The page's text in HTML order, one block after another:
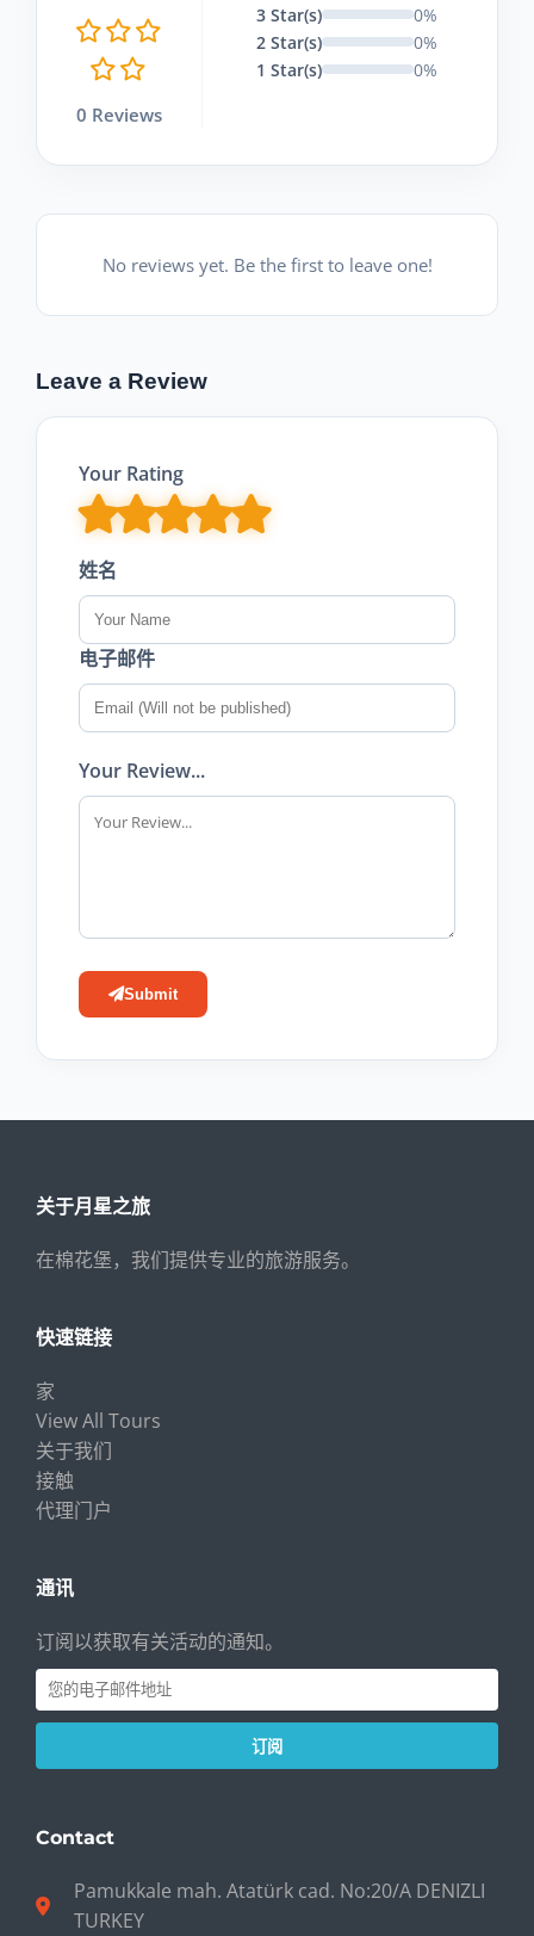
0 Reviews
3 Star(s)
0%
2 Star(s)
0%
1 Star(s)
0%
No reviews yet. Be the first to leave one!
Leave a Review
Your Rating
姓名
电子邮件
Your Review...
Submit
关于月星之旅
在棉花堡，我们提供专业的旅游服务。
快速链接
家
View All Tours
关于我们
接触
代理门户
通讯
订阅以获取有关活动的通知。
订阅
Contact
Pamukkale mah. Atatürk cad. No:20/A DENIZLI
TURKEY